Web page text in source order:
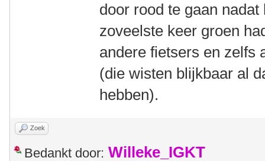
door rood te gaan
zoveelste keer groen
andere fietsers en zelfs
(die wisten blijkbaar al
hebben).
Zoek
Bedankt door: Willeke_IGKT